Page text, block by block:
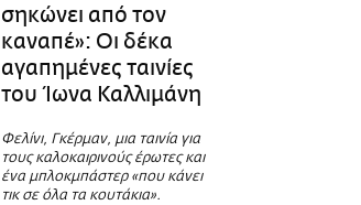
σηκώνει από τον
καναπέ»: Οι δέκα
αγαπημένες ταινίες
του Ίωνα Καλλιμάνη
Φελίνι, Γκέρμαν, μια ταινία για
τους καλοκαιρινούς έρωτες και
ένα μπλοκμπάστερ «που κάνει
τικ σε όλα τα κουτάκια».